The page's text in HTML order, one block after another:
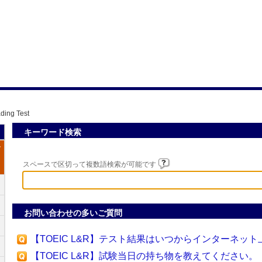
Test
キーワード検索
スペースで区切って複数語検索が可能です
お問い合わせの多いご質問
【TOEIC L&R】テスト結果はいつからインターネッ
【TOEIC L&R】試験当日の持ち物を教えてください。